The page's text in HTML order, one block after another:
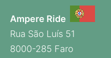
Ampere Ride
Rua São Luís 51
8000-285 Faro